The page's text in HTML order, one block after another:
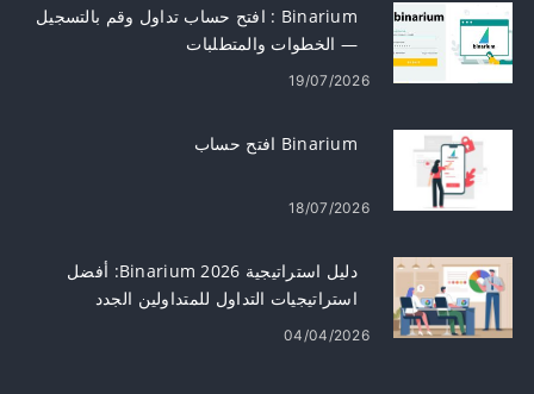
Binarium : افتح حساب تداول وقم بالتسجيل
— الخطوات والمتطلبات
19/07/2026
Binarium افتح حساب
18/07/2026
دليل استراتيجية Binarium 2026: أفضل
استراتيجيات التداول للمتداولين الجدد
04/04/2026